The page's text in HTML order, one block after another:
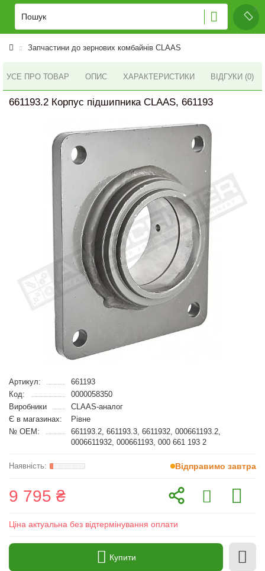
Запчастини до зернових комбайнів CLAAS
УСЕ ПРО ТОВАР ОПИС ХАРАКТЕРИСТИКИ ВІДГУКИ (0)
661193.2 Корпус підшипника CLAAS, 661193
Артикул:
661193
Код:
0000058350
Виробники
CLAAS-аналог
Є в магазинах:
Рівне
№ OEM:
661193.2, 661193.3, 6611932, 000661193.2,
0006611932, 000661193, 000 661 193 2
Відправимо завтра
9 795 ₴
Ціна актуальна без відтермінування оплати
Купити